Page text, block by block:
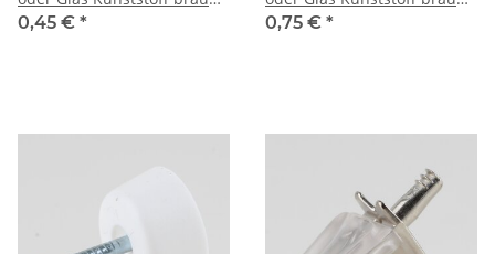
mit Stahlstift zum
0,45 € *
zum Einstecken in 5mm
0,75 € *